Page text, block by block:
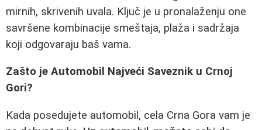
mirnih, skrivenih uvala. Ključ je u pronalaženju one
savršene kombinacije smeštaja, plaža i sadržaja
koji odgovaraju baš vama.
Zašto je Automobil Najveći Saveznik u Crnoj
Gori?
Kada posedujete automobil, cela Crna Gora vam je